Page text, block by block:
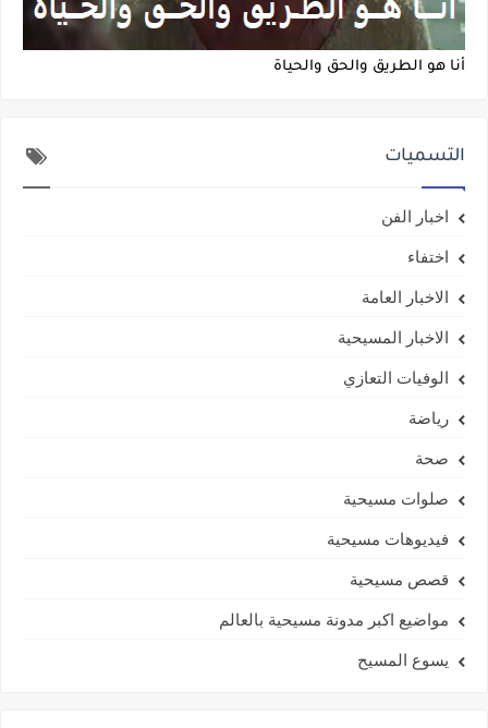
أنا هو الطريق والحق والحياة
التسميات
اخبار الفن
اختفاء
الاخبار العامة
الاخبار المسيحية
الوفيات التعازي
رياضة
صحة
صلوات مسيحية
فيديوهات مسيحية
قصص مسيحية
مواضيع اكبر مدونة مسيحية بالعالم
يسوع المسيح